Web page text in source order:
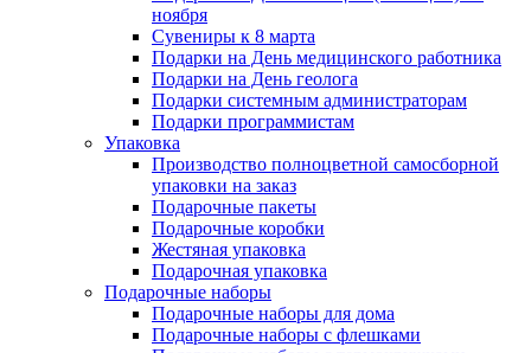
ноября
Сувениры к 8 марта
Подарки на День медицинского работника
Подарки на День геолога
Подарки системным администраторам
Подарки программистам
Упаковка
Производство полноцветной самосборной
упаковки на заказ
Подарочные пакеты
Подарочные коробки
Жестяная упаковка
Подарочная упаковка
Подарочные наборы
Подарочные наборы для дома
Подарочные наборы с флешками